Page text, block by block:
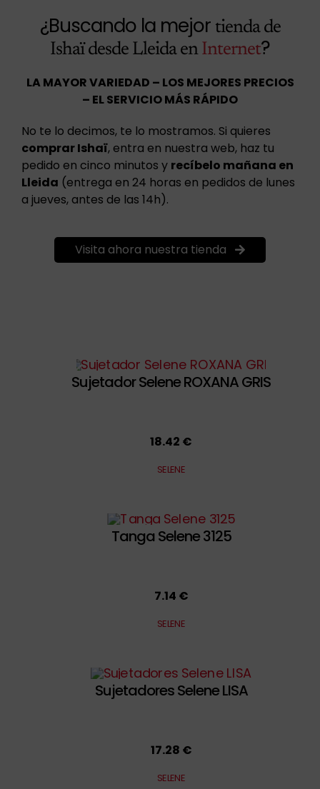
¿Buscando la mejor tienda de
Ishaï desde Lleida enInternet?
LA MAYOR VARIEDAD – LOS MEJORES PRECIOS
– EL SERVICIO MÁS RÁPIDO
No te lo decimos, te lo mostramos. Si quieres
comprar Ishaï, entra en nuestra web, haz tu
pedido en cinco minutos y recíbelo mañana en
Lleida (entrega en 24 horas en pedidos de lunes
a jueves, antes de las 14h).
Visita ahora nuestra tienda
Sujetador Selene ROXANA GRIS
18.42 €
SELENE
Tanga Selene 3125
7.14 €
SELENE
Sujetadores Selene LISA
17.28 €
SELENE